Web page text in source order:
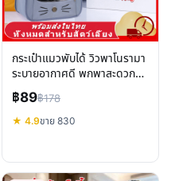
กระเป๋าแมวพับได้ วิวพาโนรามา
ระบายอากาศดี พกพาสะดวก
สำหรับสัตว์เลี้ยง
฿89฿178
★ 4.9ขาย 830